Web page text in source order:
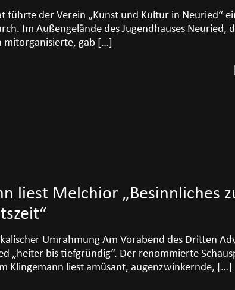
führte der Verein „Kunst und Kultur in Neuried“
Im Außengelände des Jugendhauses Neuried,
mitorganisierte, gab […]
liest Melchior „Besinnliches
Umrahmung Am Vorabend des Dritten
„heiter bis tiefgründig“. Der renommierte
Klingemann liest amüsant, augenzwinkernde, […]